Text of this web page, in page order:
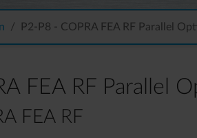
P2-P8 - COPRA FEA RF Parallel
FEA RF Parallel
FEA RF